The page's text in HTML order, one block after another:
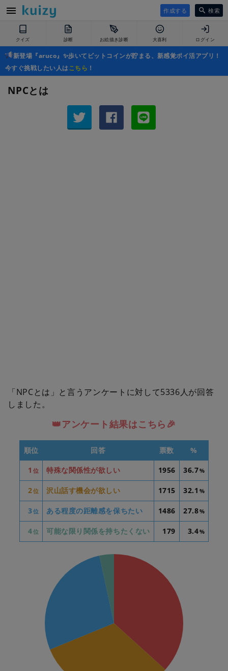
作成する 検索
クイズ 診断 お絵描き診断 大喜利 ログイン
新登場『aruco』✨歩いてビットコインが貯まる、新感覚ポイ活アプリ！
今すぐ挑戦したい人はこちら ！
NPCとは
「NPCとは」と言うアンケートに対して5336人が回答
しました。
👑アンケート結果はこちら🎉
順位 回答 票数 %
1 位 特殊な関係性が欲しい 1956 36.7%
2位 沢山話す機会が欲しい 1715 32.1 %
3位 ある程度の距離感を保ちたい 1486 27.8%
4位 可能な限り関係を持ちたくない 179 3.4%